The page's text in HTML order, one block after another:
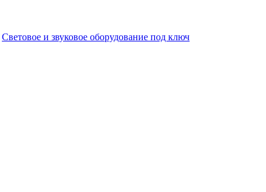
Световое и звуковое оборудование под ключ